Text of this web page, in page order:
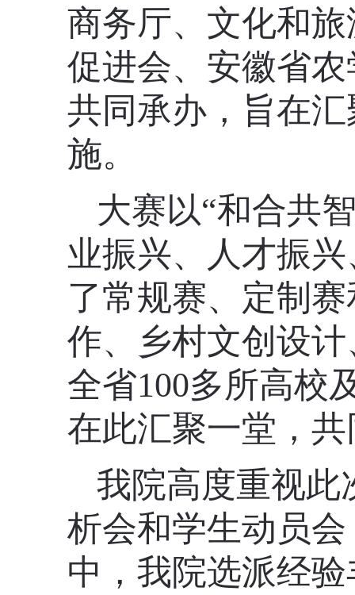
商务厅、文化和
促进会、安徽省
共同承办，旨在
施。
大赛以“和合共
业振兴、人才振
了常规赛、定制
作、乡村文创设
全省100多所高校
在此汇聚一堂，
我院高度重视此
析会和学生动员
中，我院选派经